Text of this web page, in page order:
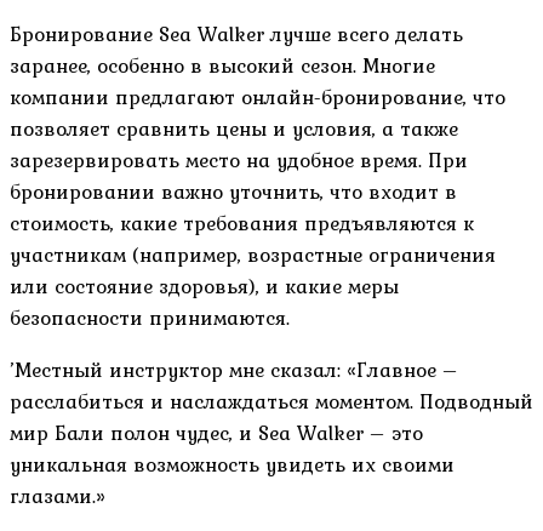
Бронирование Sea Walker лучше всего делать
заранее, особенно в высокий сезон. Многие
компании предлагают онлайн-бронирование, что
позволяет сравнить цены и условия, а также
зарезервировать место на удобное время. При
бронировании важно уточнить, что входит в
стоимость, какие требования предъявляются к
участникам (например, возрастные ограничения
или состояние здоровья), и какие меры
безопасности принимаются.
’Местный инструктор мне сказал: «Главное –
расслабиться и наслаждаться моментом. Подводный
мир Бали полон чудес, и Sea Walker – это
уникальная возможность увидеть их своими
глазами.»